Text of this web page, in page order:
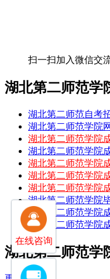
扫一扫加入微信交
湖北第二师范学
湖北第二师范自考
湖北第二师范学院
湖北第二师范学院
湖北第二师范学院
湖北第二师范学院
湖北第二师范学院
湖北第二师范学院
湖北第二师范学院
湖北第二师范学院
湖北第二师范学院
湖北第二师范学
在线咨询